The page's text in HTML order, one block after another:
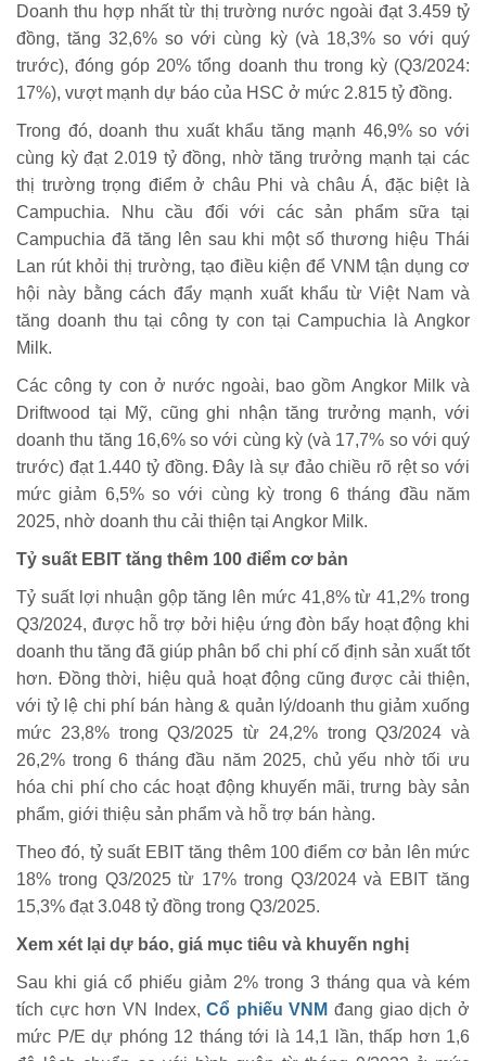
Doanh thu hợp nhất từ thị trường nước ngoài đạt 3.459 tỷ
đồng, tăng 32,6% so với cùng kỳ (và 18,3% so với quý
trước), đóng góp 20% tổng doanh thu trong kỳ (Q3/2024:
17%), vượt mạnh dự báo của HSC ở mức 2.815 tỷ đồng.
Trong đó, doanh thu xuất khẩu tăng mạnh 46,9% so với
cùng kỳ đạt 2.019 tỷ đồng, nhờ tăng trưởng mạnh tại các
thị trường trọng điểm ở châu Phi và châu Á, đặc biệt là
Campuchia. Nhu cầu đối với các sản phẩm sữa tại
Campuchia đã tăng lên sau khi một số thương hiệu Thái
Lan rút khỏi thị trường, tạo điều kiện để VNM tận dụng cơ
hội này bằng cách đẩy mạnh xuất khẩu từ Việt Nam và
tăng doanh thu tại công ty con tại Campuchia là Angkor
Milk.
Các công ty con ở nước ngoài, bao gồm Angkor Milk và
Driftwood tại Mỹ, cũng ghi nhận tăng trưởng mạnh, với
doanh thu tăng 16,6% so với cùng kỳ (và 17,7% so với quý
trước) đạt 1.440 tỷ đồng. Đây là sự đảo chiều rõ rệt so với
mức giảm 6,5% so với cùng kỳ trong 6 tháng đầu năm
2025, nhờ doanh thu cải thiện tại Angkor Milk.
Tỷ suất EBIT tăng thêm 100 điểm cơ bản
Tỷ suất lợi nhuận gộp tăng lên mức 41,8% từ 41,2% trong
Q3/2024, được hỗ trợ bởi hiệu ứng đòn bẩy hoạt động khi
doanh thu tăng đã giúp phân bổ chi phí cố định sản xuất tốt
hơn. Đồng thời, hiệu quả hoạt động cũng được cải thiện,
với tỷ lệ chi phí bán hàng & quản lý/doanh thu giảm xuống
mức 23,8% trong Q3/2025 từ 24,2% trong Q3/2024 và
26,2% trong 6 tháng đầu năm 2025, chủ yếu nhờ tối ưu
hóa chi phí cho các hoạt động khuyến mãi, trưng bày sản
phẩm, giới thiệu sản phẩm và hỗ trợ bán hàng.
Theo đó, tỷ suất EBIT tăng thêm 100 điểm cơ bản lên mức
18% trong Q3/2025 từ 17% trong Q3/2024 và EBIT tăng
15,3% đạt 3.048 tỷ đồng trong Q3/2025.
Xem xét lại dự báo, giá mục tiêu và khuyến nghị
Sau khi giá cổ phiếu giảm 2% trong 3 tháng qua và kém
tích cực hơn VN Index,Cổ phiếu VNM đang giao dịch ở
mức P/E dự phóng 12 tháng tới là 14,1 lần, thấp hơn 1,6